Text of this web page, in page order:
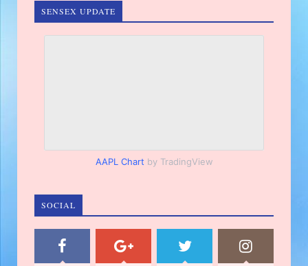
SENSEX UPDATE
AAPL Chart by TradingView
SOCIAL